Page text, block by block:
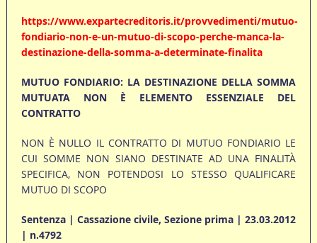
https://www.expartecreditoris.it/provvedimenti/mutuo-
fondiario-non-e-un-mutuo-di-scopo-perche-manca-la-
destinazione-della-somma-a-determinate-finalita
MUTUO FONDIARIO: LA DESTINAZIONE DELLA SOMMA
MUTUATA NON È ELEMENTO ESSENZIALE DEL
CONTRATTO
NON È NULLO IL CONTRATTO DI MUTUO FONDIARIO LE
CUI SOMME NON SIANO DESTINATE AD UNA FINALITÀ
SPECIFICA, NON POTENDOSI LO STESSO QUALIFICARE
MUTUO DI SCOPO
Sentenza | Cassazione civile, Sezione prima | 23.03.2012
| n.4792